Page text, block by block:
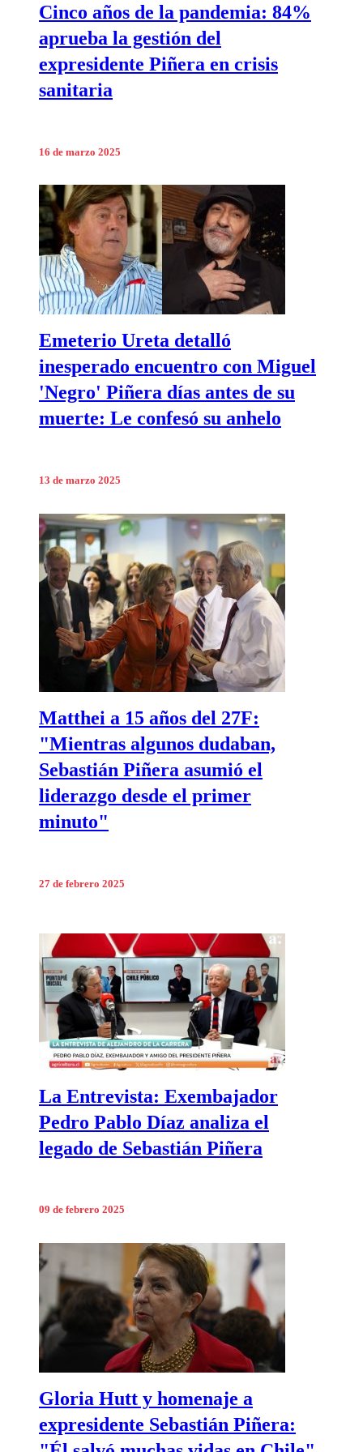
Cinco años de la pandemia: 84%
aprueba la gestión del
expresidente Piñera en crisis
sanitaria
16 de marzo 2025
Emeterio Ureta detalló
inesperado encuentro con Miguel
'Negro' Piñera días antes de su
muerte: Le confesó su anhelo
13 de marzo 2025
Matthei a 15 años del 27F:
"Mientras algunos dudaban,
Sebastián Piñera asumió el
liderazgo desde el primer
minuto"
27 de febrero 2025
La Entrevista: Exembajador
Pedro Pablo Díaz analiza el
legado de Sebastián Piñera
09 de febrero 2025
Gloria Hutt y homenaje a
expresidente Sebastián Piñera: